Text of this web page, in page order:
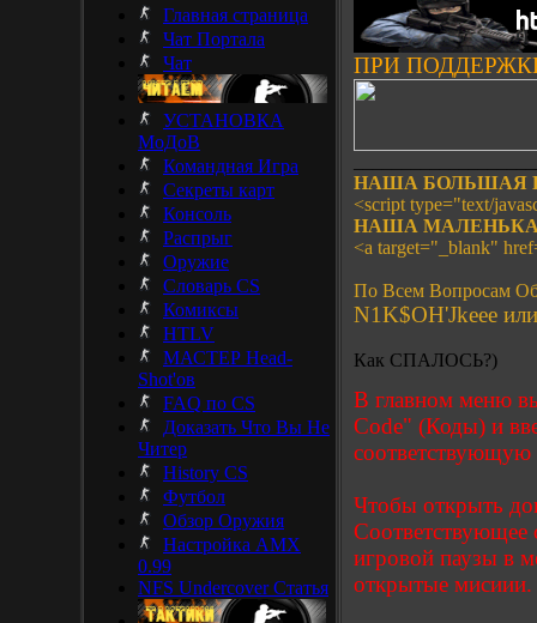
Главная страница
Чат Портала
Чат
УСТАНОВКА
МоДоВ
Командная Игра
Секреты карт
Консоль
Распрыг
Оружие
Словарь CS
Комиксы
HTLV
МАСТЕР Head-
Shot'ов
FAQ по CS
Доказать Что Вы Не
Читер
History CS
Футбол
Обзор Оружия
Настройка AMX
0.99
NFS Undercover Статья
ПРИ
НАША БОЛЬШАЯ
<script type="text/
НАША
<a target="_blank"
По Всем Вопросам
N1K$OH'Jkeee
Как СПАЛОСЬ?)
В главном меню
Code" (Коды) и
Чтобы открыть
Соответствующее
игровой паузы в
открытые мисиии.